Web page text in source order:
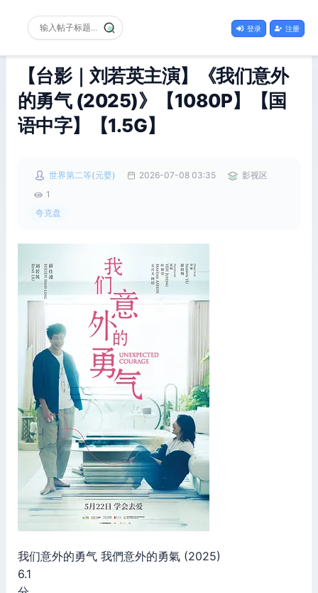
登录 注册
【台影｜刘若英主演】《我们意外
的勇气 (2025)》【1080P】【国
语中字】【1.5G】
世界第二等(元婴) 2026-07-08 03:35
影视区
1
夸克盘
我们意外的勇气 我們意外的勇氣 (2025)
6.1